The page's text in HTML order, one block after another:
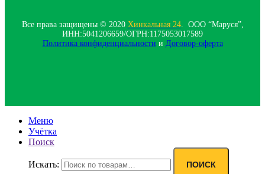
Все права защищены © 2020 Хинкальная 24. ООО “Маруся”,
ИНН:5041206659/ОГРН:1175053017589
Политика конфиденциальности‍ и Договор-оферта
Меню
Учётка
Поиск
Искать: ПОИСК